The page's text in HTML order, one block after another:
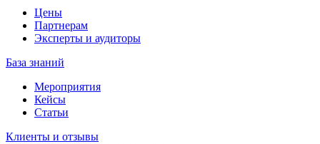
Цены
Партнерам
Эксперты и аудиторы
База знаний
Мероприятия
Кейсы
Статьи
Клиенты и отзывы